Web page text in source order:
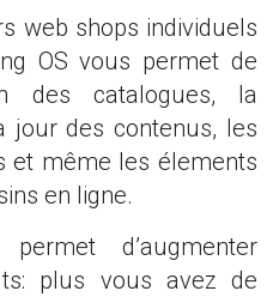
web shops individuels
OS vous permet de
des catalogues, la
jour des contenus, les
et même les élements
en ligne.
d’augmenter
plus vous avez de